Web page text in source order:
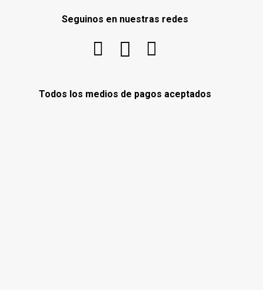
Seguinos en nuestras redes
Todos los medios de pagos aceptados